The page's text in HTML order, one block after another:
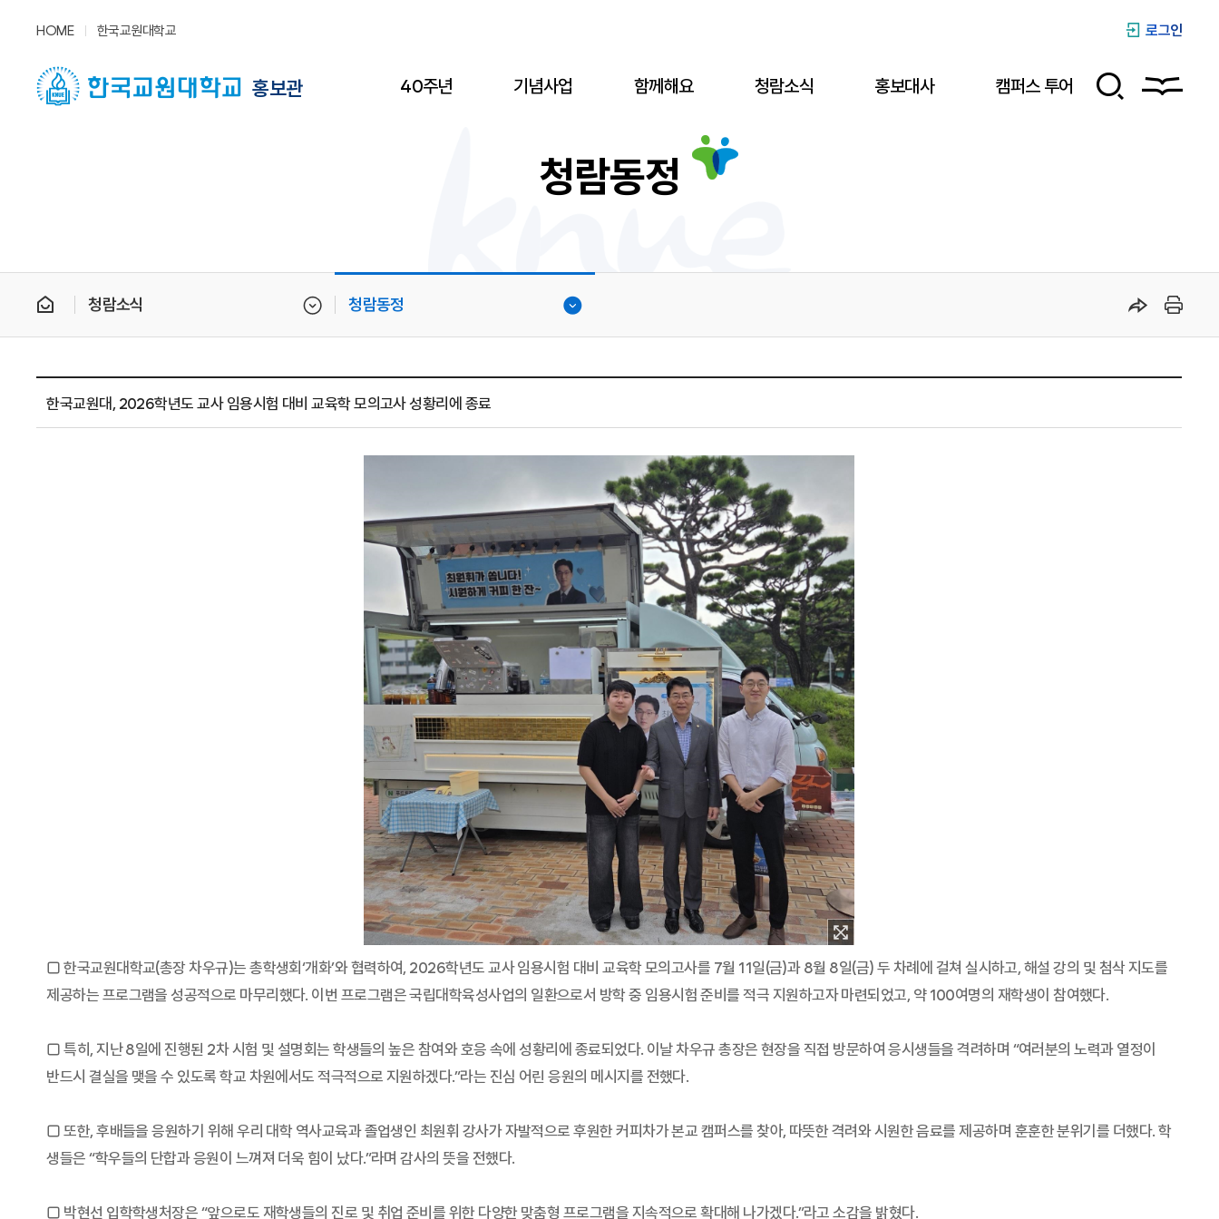
HOME 한국교원대학교 로그인
홍보관 40주년 기념사업 함께해요 청람소식 홍보대사 캠퍼스 투어
청람동정
청람소식 청람동정
한국교원대, 2026학년도 교사 임용시험 대비 교육학 모의고사 성황리에 종료
□ 한국교원대학교(총장 차우규)는 총학생회‘개화’와 협력하여, 2026학년도 교사 임용시험 대비 교육학 모의고사를 7월 11일(금)과 8월 8일(금) 두 차례에 걸쳐 실시하고, 해설 강의 및 첨삭 지도를
제공하는 프로그램을 성공적으로 마무리했다. 이번 프로그램은 국립대학육성사업의 일환으로서 방학 중 임용시험 준비를 적극 지원하고자 마련되었고, 약 100여명의 재학생이 참여했다.
□ 특히, 지난 8일에 진행된 2차 시험 및 설명회는 학생들의 높은 참여와 호응 속에 성황리에 종료되었다. 이날 차우규 총장은 현장을 직접 방문하여 응시생들을 격려하며 “여러분의 노력과 열정이
반드시 결실을 맺을 수 있도록 학교 차원에서도 적극적으로 지원하겠다.”라는 진심 어린 응원의 메시지를 전했다.
□ 또한, 후배들을 응원하기 위해 우리 대학 역사교육과 졸업생인 최원휘 강사가 자발적으로 후원한 커피차가 본교 캠퍼스를 찾아, 따뜻한 격려와 시원한 음료를 제공하며 훈훈한 분위기를 더했다. 학
생들은 “학우들의 단합과 응원이 느껴져 더욱 힘이 났다.”라며 감사의 뜻을 전했다.
□ 박현선 입학학생처장은 “앞으로도 재학생들의 진로 및 취업 준비를 위한 다양한 맞춤형 프로그램을 지속적으로 확대해 나가겠다.”라고 소감을 밝혔다.